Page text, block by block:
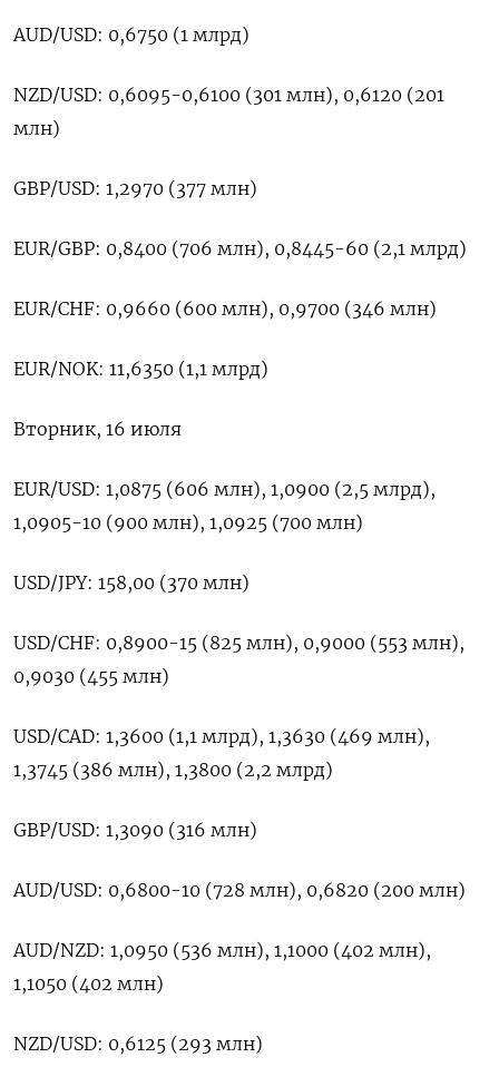
AUD/USD: 0,6750 (1 млрд)
NZD/USD: 0,6095-0,6100 (301 млн), 0,6120 (201
млн)
GBP/USD: 1,2970 (377 млн)
EUR/GBP: 0,8400 (706 млн), 0,8445-60 (2,1 млрд)
EUR/CHF: 0,9660 (600 млн), 0,9700 (346 млн)
EUR/NOK: 11,6350 (1,1 млрд)
Вторник, 16 июля
EUR/USD: 1,0875 (606 млн), 1,0900 (2,5 млрд),
1,0905-10 (900 млн), 1,0925 (700 млн)
USD/JPY: 158,00 (370 млн)
USD/CHF: 0,8900-15 (825 млн), 0,9000 (553 млн),
0,9030 (455 млн)
USD/CAD: 1,3600 (1,1 млрд), 1,3630 (469 млн),
1,3745 (386 млн), 1,3800 (2,2 млрд)
GBP/USD: 1,3090 (316 млн)
AUD/USD: 0,6800-10 (728 млн), 0,6820 (200 млн)
AUD/NZD: 1,0950 (536 млн), 1,1000 (402 млн),
1,1050 (402 млн)
NZD/USD: 0,6125 (293 млн)